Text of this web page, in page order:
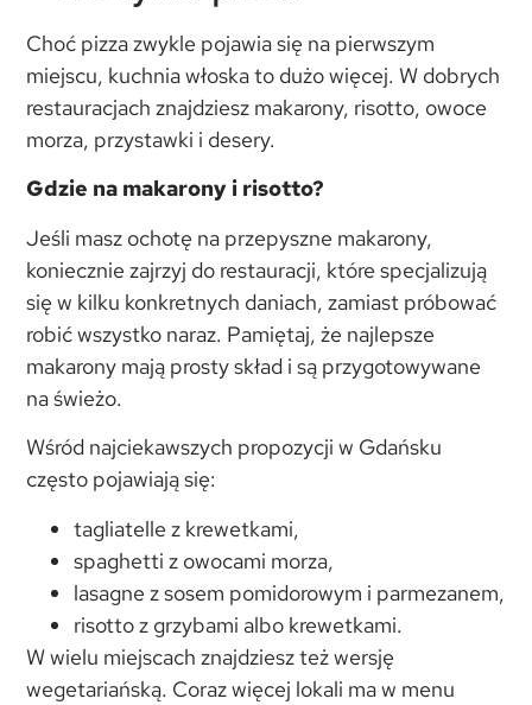
Choć pizza zwykle pojawia się na pierwszym
miejscu, kuchnia włoska to dużo więcej. W dobrych
restauracjach znajdziesz makarony, risotto, owoce
morza, przystawki i desery.
Gdzie na makarony i risotto?
Jeśli masz ochotę na przepyszne makarony,
koniecznie zajrzyj do restauracji, które specjalizują
się w kilku konkretnych daniach, zamiast próbować
robić wszystko naraz. Pamiętaj, że najlepsze
makarony mają prosty skład i są przygotowywane
na świeżo.
Wśród najciekawszych propozycji w Gdańsku
często pojawiają się:
tagliatelle z krewetkami,
spaghetti z owocami morza,
lasagne z sosem pomidorowym i parmezanem,
risotto z grzybami albo krewetkami.
W wielu miejscach znajdziesz też wersję
wegetariańską. Coraz więcej lokali ma w menu